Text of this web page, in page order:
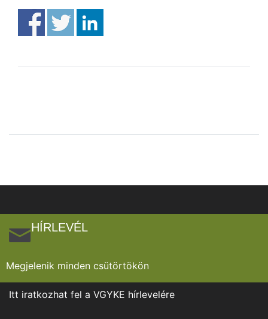
HÍRLEVÉL
Megjelenik minden csütörtökön
Itt iratkozhat fel a VGYKE hírlevelére